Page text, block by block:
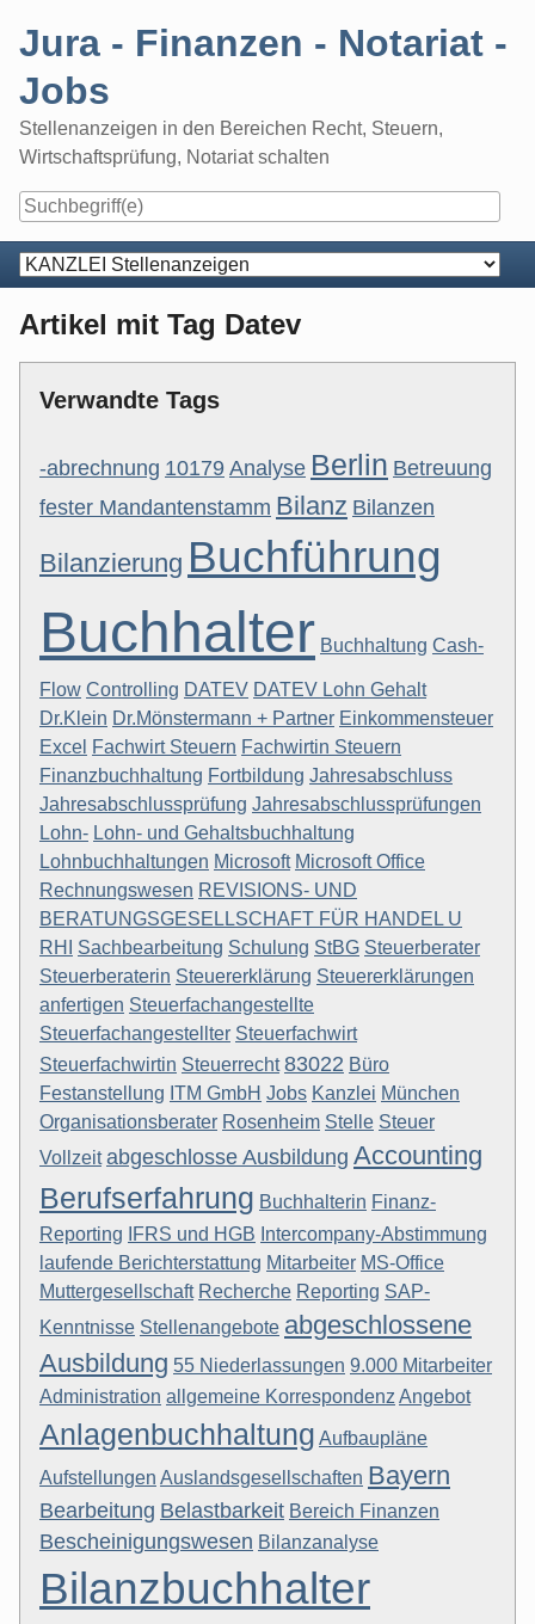
Jura - Finanzen - Notariat -
Jobs
Stellenanzeigen in den Bereichen Recht, Steuern,
Wirtschaftsprüfung, Notariat schalten
Navigation
Artikel mit Tag Datev
Verwandte Tags
-abrechnung 10179 Analyse Berlin Betreuung
fester Mandantenstamm Bilanz Bilanzen
Bilanzierung Buchführung
Buchhalter Buchhaltung Cash-
Flow Controlling DATEV DATEV Lohn Gehalt
Dr.Klein Dr.Mönstermann + Partner Einkommensteuer
Excel Fachwirt Steuern Fachwirtin Steuern
Finanzbuchhaltung Fortbildung Jahresabschluss
Jahresabschlussprüfung Jahresabschlussprüfungen
Lohn- Lohn- und Gehaltsbuchhaltung
Lohnbuchhaltungen Microsoft Microsoft Office
Rechnungswesen REVISIONS- UND
BERATUNGSGESELLSCHAFT FÜR HANDEL U
RHI
Sachbearbeitung Schulung StBG Steuerberater
Steuerberaterin Steuererklärung Steuererklärungen
anfertigen Steuerfachangestellte
Steuerfachangestellter Steuerfachwirt
Steuerfachwirtin Steuerrecht 83022 Büro
Festanstellung ITM GmbH Jobs Kanzlei München
Organisationsberater Rosenheim Stelle Steuer
Vollzeit abgeschlosse Ausbildung Accounting
Berufserfahrung Buchhalterin Finanz-
Reporting
IFRS und HGB Intercompany-Abstimmung
laufende Berichterstattung Mitarbeiter MS-Office
Muttergesellschaft Recherche Reporting SAP-
Kenntnisse Stellenangebote abgeschlossene
Ausbildung 55 Niederlassungen 9.000 Mitarbeiter
Administration allgemeine Korrespondenz Angebot
Anlagenbuchhaltung Aufbaupläne
Aufstellungen Auslandsgesellschaften Bayern
Bearbeitung Belastbarkeit Bereich Finanzen
Bescheinigungswesen Bilanzanalyse
Bilanzbuchhalter